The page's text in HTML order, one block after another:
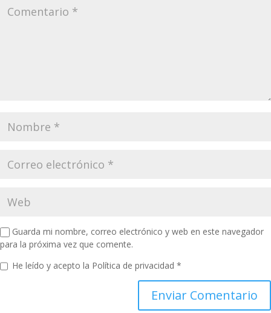
Guarda mi nombre, correo electrónico y web en este navegador
para la próxima vez que comente.
He leído y acepto la Política de privacidad *